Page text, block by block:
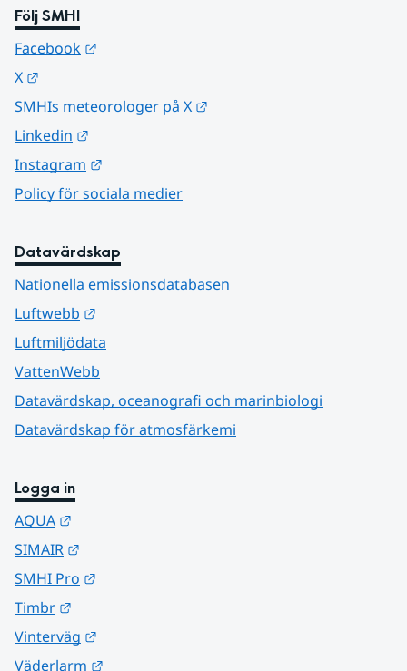
Följ SMHI
Facebook
X
SMHIs meteorologer på X
Linkedin
Instagram
Policy för sociala medier
Datavärdskap
Nationella emissionsdatabasen
Luftwebb
Luftmiljödata
VattenWebb
Datavärdskap, oceanografi och marinbiologi
Datavärdskap för atmosfärkemi
Logga in
AQUA
SIMAIR
SMHI Pro
Timbr
Vinterväg
Väderlarm